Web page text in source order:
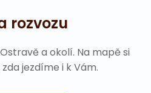
rozvozu
a okolí. Na mapě si
jezdíme i k Vám.